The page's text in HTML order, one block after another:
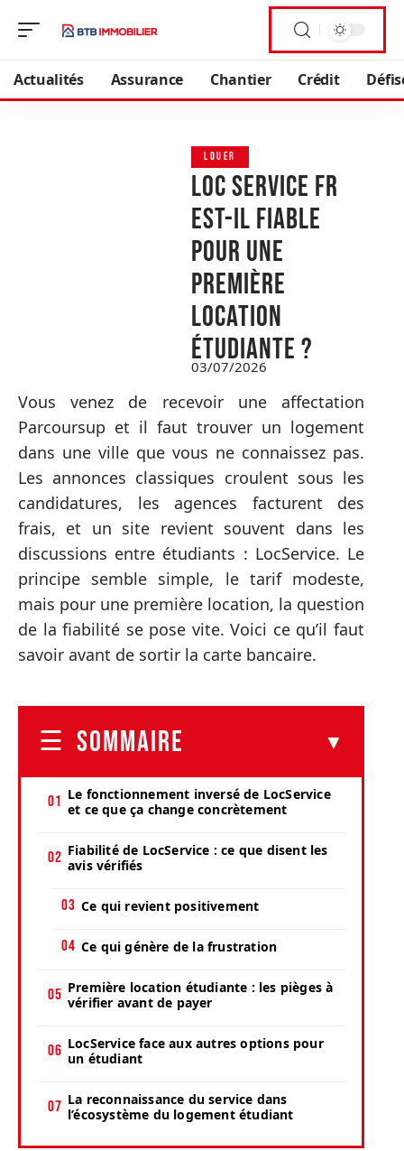
Actualités Assurance Chantier Crédit
LOUER
Loc service fr
est-il fiable
pour une
première
location
étudiante ?
03/07/2026
Vous venez de recevoir une affectation
Parcoursup et il faut trouver un logement
dans une ville que vous ne connaissez pas.
Les annonces classiques croulent sous les
candidatures, les agences facturent des
frais, et un site revient souvent dans les
discussions entre étudiants : LocService. Le
principe semble simple, le tarif modeste,
mais pour une première location, la question
de la fiabilité se pose vite. Voici ce qu’il faut
savoir avant de sortir la carte bancaire.
SOMMAIRE
Le fonctionnement inversé de LocService
et ce que ça change concrètement
Fiabilité de LocService : ce que disent les
avis vérifiés
Ce qui revient positivement
Ce qui génère de la frustration
Première location étudiante : les pièges à
vérifier avant de payer
LocService face aux autres options pour
un étudiant
La reconnaissance du service dans
l’écosystème du logement étudiant